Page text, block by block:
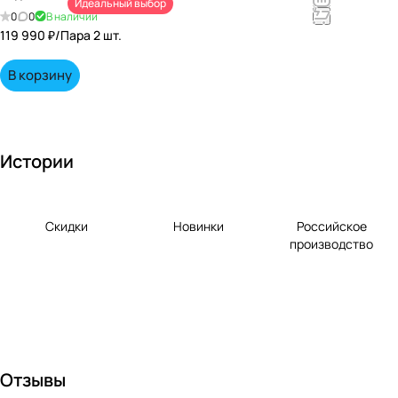
непревзойд
0 0 В наличии
Идеальный выбор
119 990 ₽/Пара 2 шт.
В корзину
Истории
Скидки Новинки
Российское
производство
Отзывы